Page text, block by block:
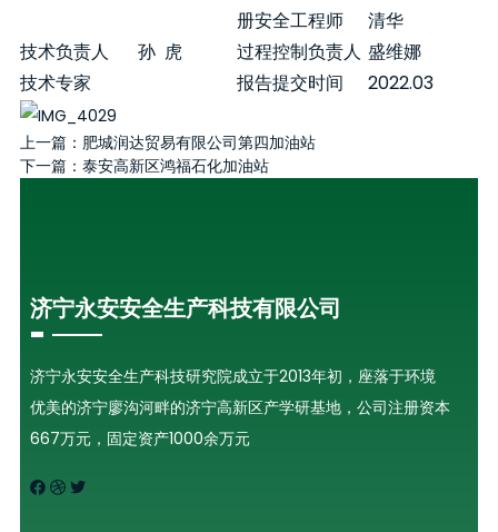
册安全工程师
清华
技术负责人
孙 虎 过程控制负责人
盛维娜
技术专家
报告提交时间 2022.03
上一篇： 肥城润达贸易有限公司第四加油站
下一篇： 泰安高新区鸿福石化加油站
济宁永安安全生产科技有限公司
济宁永安安全生产科技研究院成立于2013年初，座落于环境
优美的济宁廖沟河畔的济宁高新区产学研基地，公司注册资本
667万元，固定资产1000余万元